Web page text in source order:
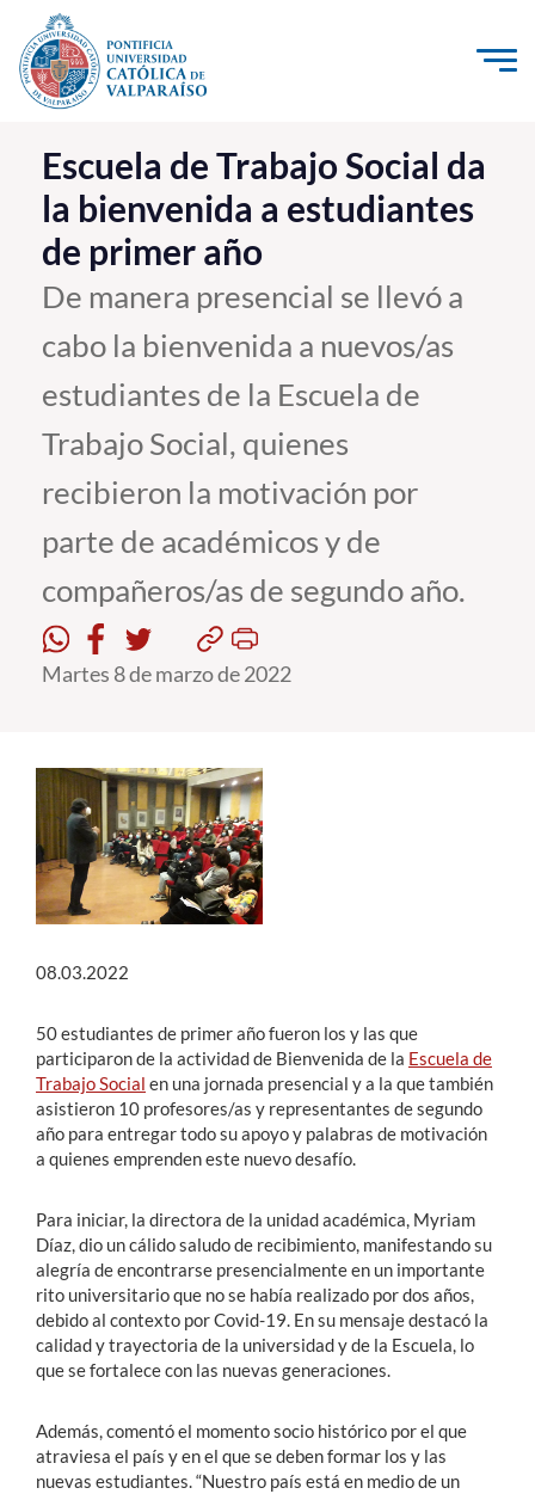
Click acá para ir directamente al contenido
La Universidad
Investigación, Creación e Innovación
PUCV Internacional
Vinculación con el Medio
Admisión
Pregrado
Estudiantes
Académicos
Funcionarios
English
Escuela de Trabajo Social da
la bienvenida a estudiantes
de primer año
De manera presencial se llevó a
cabo la bienvenida a nuevos/as
estudiantes de la Escuela de
Trabajo Social, quienes
recibieron la motivación por
parte de académicos y de
compañeros/as de segundo año.
Martes 8 de marzo de 2022
08.03.2022
50 estudiantes de primer año fueron los y las que
participaron de la actividad de Bienvenida de la Escuela de
Trabajo Social en una jornada presencial y a la que también
asistieron 10 profesores/as y representantes de segundo
año para entregar todo su apoyo y palabras de motivación
a quienes emprenden este nuevo desafío.
Para iniciar, la directora de la unidad académica, Myriam
Díaz, dio un cálido saludo de recibimiento, manifestando su
alegría de encontrarse presencialmente en un importante
rito universitario que no se había realizado por dos años,
debido al contexto por Covid-19. En su mensaje destacó la
calidad y trayectoria de la universidad y de la Escuela, lo
que se fortalece con las nuevas generaciones.
Además, comentó el momento socio histórico por el que
atraviesa el país y en el que se deben formar los y las
nuevas estudiantes. “Nuestro país está en medio de un